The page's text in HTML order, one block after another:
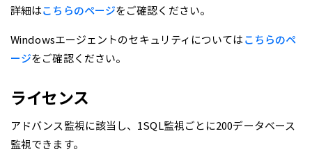
詳細はこちらのページをご確認ください。
Windowsエージェントのセキュリティについてはこちらのペ
ージをご確認ください。
ライセンス
アドバンス監視に該当し、1SQL監視ごとに200データベース
監視できます。